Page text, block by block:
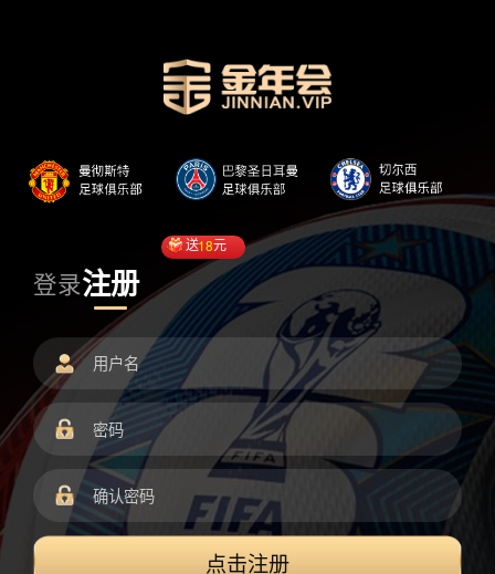
登录注册
送18元
点击注册